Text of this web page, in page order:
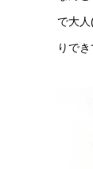
で大
りで